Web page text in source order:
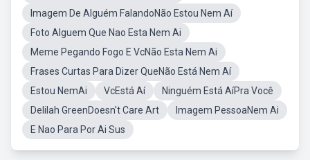
Imagem De Alguém FalandoNão Estou Nem Aí
Foto Alguem Que Nao Esta Nem Ai
Meme Pegando Fogo E VcNão Esta Nem Ai
Frases Curtas Para Dizer QueNão Está Nem Aí
Estou NemAi
VcEstá Aí
Ninguém Está AíPra Você
Delilah GreenDoesn't Care Art
Imagem PessoaNem Ai
E Nao Para Por Ai Sus